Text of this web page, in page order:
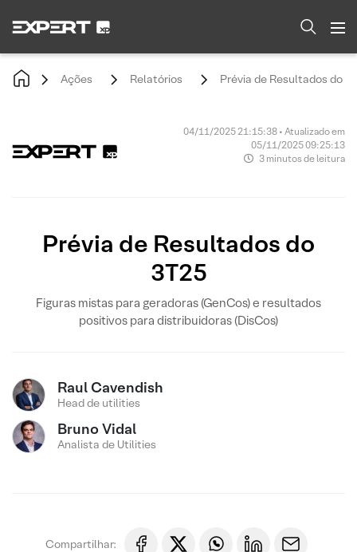
Ações Relatórios Prévia de Resultados do
04/11/2025 21:15:38 • Atualizado em
05/11/2025 09:25:13
3 minutos de leitura
Prévia de Resultados do
3T25
Figuras mistas para geradoras (GenCos) e resultados
positivos para distribuidoras (DisCos)
Raul Cavendish
Head de utilities
Bruno Vidal
Analista de Utilities
Compartilhar: